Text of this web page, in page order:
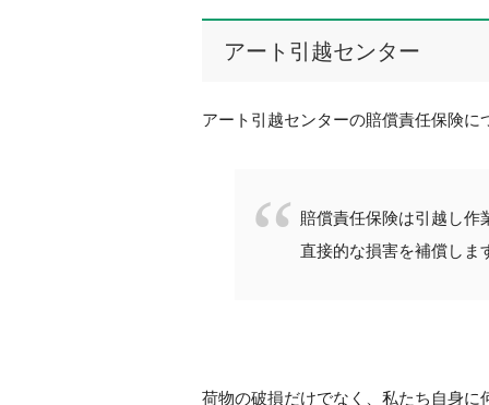
アート引越センター
アート引越センターの賠償責任保険に
賠償責任保険は引越し作
直接的な損害を補償しま
荷物の破損だけでなく、私たち自身